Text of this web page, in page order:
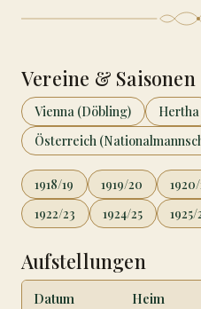
Vereine & Saisonen
Vienna (Döbling) Hertha
Österreich
1918/19 1919/20 1920/
1922/23
1924/25 1925/
Aufstellungen
Datum Heim